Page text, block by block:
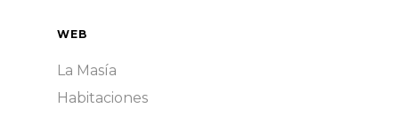
WEB
La Masía
Habitaciones